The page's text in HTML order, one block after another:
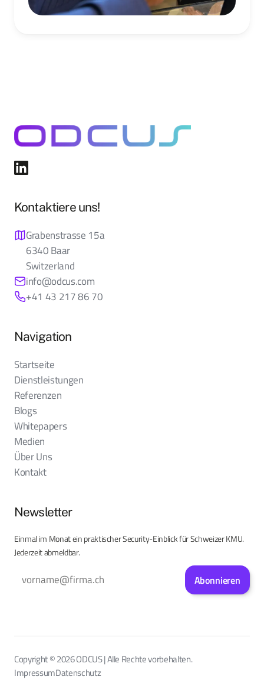
Kontaktiere uns!
Grabenstrasse 15a
6340 Baar
Switzerland
info@odcus.com
+41 43 217 86 70
Navigation
Startseite
Dienstleistungen
Referenzen
Blogs
Whitepapers
Medien
Über Uns
Kontakt
Newsletter
Einmal im Monat ein praktischer Security-Einblick für Schweizer KMU.
Jederzeit abmeldbar.
Abonnieren
Copyright © 2026 ODCUS | Alle Rechte vorbehalten.
ImpressumDatenschutz